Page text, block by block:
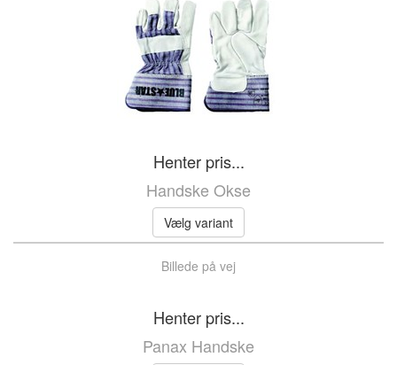
Henter pris...
Handske Okse
Vælg variant
Billede på vej
Henter pris...
Panax Handske